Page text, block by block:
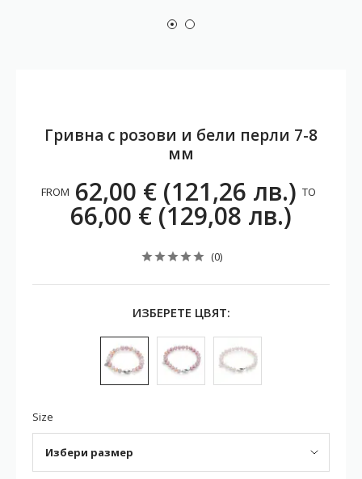
Гривна с розови и бели перли 7-8
мм
FROM 62,00 € (121,26 лв.) TO
66,00 € (129,08 лв.)
(0)
ИЗБЕРЕТЕ ЦВЯТ:
Size
Избери размер